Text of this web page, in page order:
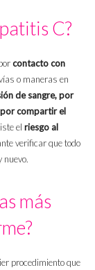
C?
contacto con
o maneras en
de sangre, por
compartir el
el riesgo al
verificar que todo
nuevo.
más
procedimiento que